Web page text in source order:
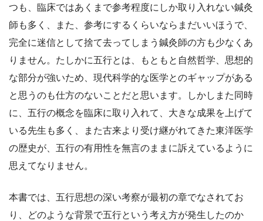
つも、臨床ではあくまで参考程度にしか取り入れない鍼灸
師も多く、また、参考にするくらいならまだいいほうで、
完全に迷信として捨て去ってしまう鍼灸師の方も少なくあ
りません。たしかに五行とは、もともと自然哲学、思想的
な部分が強いため、現代科学的な医学とのギャップがある
と思うのも仕方のないことだと思います。しかしまた同時
に、五行の概念を臨床に取り入れて、大きな成果を上げて
いる先生も多く、また古来より受け継がれてきた東洋医学
の歴史が、五行の有用性を無言のままに訴えているように
思えてなりません。
本書では、五行思想の深い考察が最初の章でなされてお
り、どのような背景で五行という考え方が発生したのか